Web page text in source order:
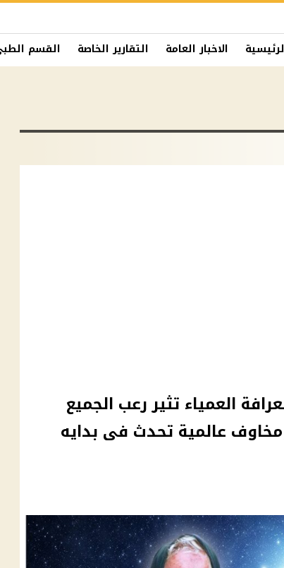
الاخبار العامة التقارير الخاصة القسم
العمياء تثير رعب الجميع
عالمية تحدث فى بدايه